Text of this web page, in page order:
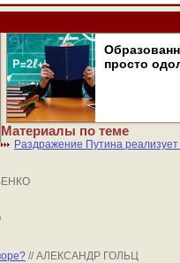
просто
Материалы по теме
Раздражение Путина
// АЛЕКСАНДР ГОЛЬЦ